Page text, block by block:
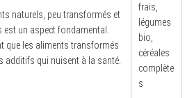
naturels, peu transformés et
un aspect fondamental.
que les aliments transformés
additifs qui nuisent à la santé.
frais,
légumes
bio,
céréales
complète
s